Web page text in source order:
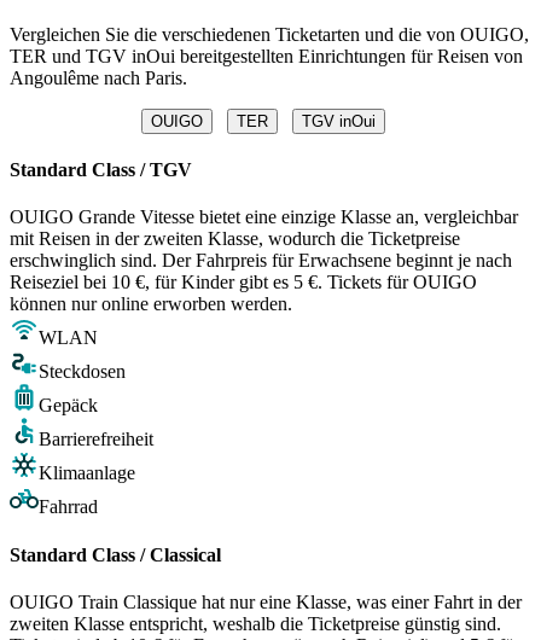
Vergleichen Sie die verschiedenen Ticketarten und die von OUIGO,
TER und TGV inOui bereitgestellten Einrichtungen für Reisen von
Angoulême nach Paris.
OUIGO TER TGV inOui
Standard Class / TGV
OUIGO Grande Vitesse bietet eine einzige Klasse an, vergleichbar
mit Reisen in der zweiten Klasse, wodurch die Ticketpreise
erschwinglich sind. Der Fahrpreis für Erwachsene beginnt je nach
Reiseziel bei 10 €, für Kinder gibt es 5 €. Tickets für OUIGO
können nur online erworben werden.
WLAN
Steckdosen
Gepäck
Barrierefreiheit
Klimaanlage
Fahrrad
Standard Class / Classical
OUIGO Train Classique hat nur eine Klasse, was einer Fahrt in der
zweiten Klasse entspricht, weshalb die Ticketpreise günstig sind.